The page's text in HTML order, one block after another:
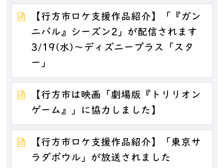
【行方市ロケ支援作品紹介】「『ガン
ニバル』シーズン2」が配信されます
3/19(水)～ディズニープラス「スタ
ー」
【行方市は映画「劇場版『トリリオン
ゲーム』」に協力しました】
【行方市ロケ支援作品紹介】「東京サ
ラダボウル」が放送されました